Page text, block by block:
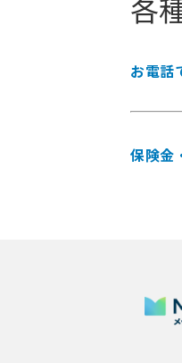
各
お電話
保険金